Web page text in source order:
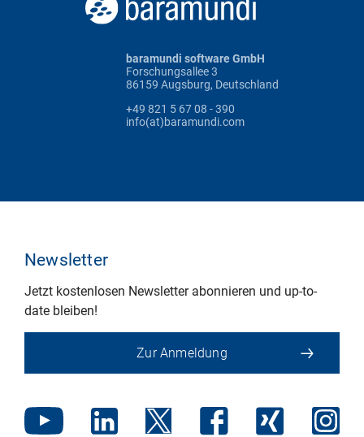
baramundi software GmbH
Forschungsallee 3
86159 Augsburg, Deutschland
+49 821 5 67 08 - 390
info(at)baramundi.com
Newsletter
Jetzt kostenlosen Newsletter abonnieren und up-to-
date bleiben!
Zur Anmeldung